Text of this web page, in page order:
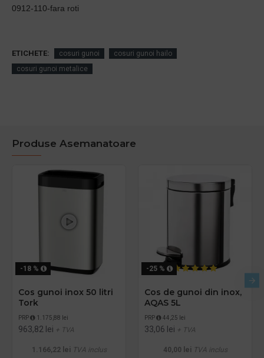
0912-110-fara roti
ETICHETE: cosuri gunoi
cosuri gunoi hailo
cosuri gunoi metalice
Produse Asemanatoare
-18 %
Cos gunoi inox 50 litri
Tork
PRP 1.175,88 lei
963,82 lei + TVA
1.166,22 lei TVA inclus
-25 %
Cos de gunoi din inox,
AQAS 5L
PRP 44,25 lei
33,06 lei + TVA
40,00 lei TVA inclus